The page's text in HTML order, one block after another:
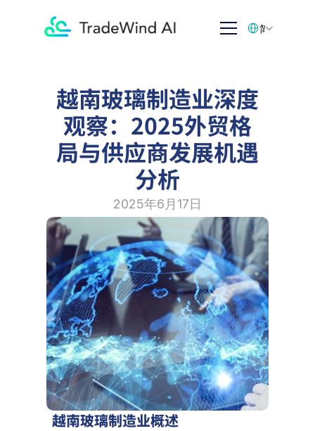
越南玻璃制造业深度
观察：2025外贸格
局与供应商发展机遇
分析
2025年6月17日
越南玻璃制造业概述
简体中文